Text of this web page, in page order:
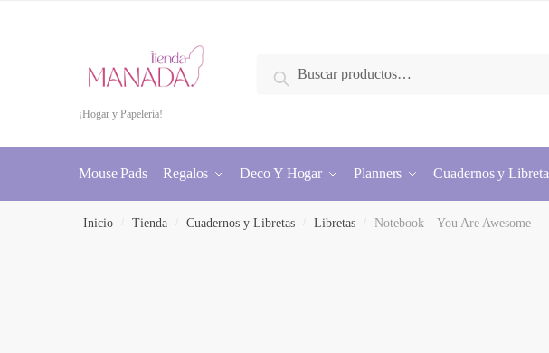
¡Hogar y Papelería!
Buscar
Mouse Pads Regalos Deco Y Hogar Planners Cuadernos y
Inicio Tienda Cuadernos y Libretas Libretas Notebook – You Are Awesome